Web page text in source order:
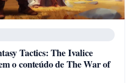
Tactics: The Ivalice
o conteúdo de The War of